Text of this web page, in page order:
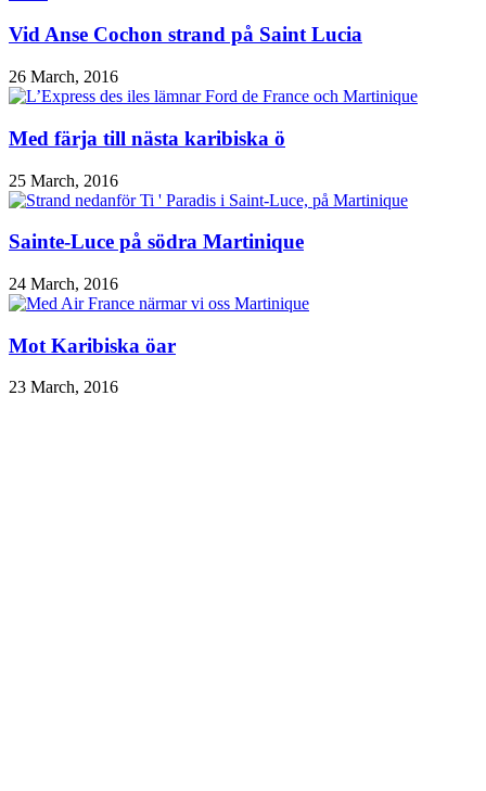
Vid Anse Cochon strand på Saint Lucia
26 March, 2016
Med färja till nästa karibiska ö
25 March, 2016
Sainte-Luce på södra Martinique
24 March, 2016
Mot Karibiska öar
23 March, 2016